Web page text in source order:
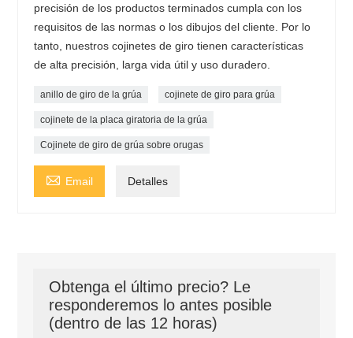
precisión de los productos terminados cumpla con los
requisitos de las normas o los dibujos del cliente. Por lo
tanto, nuestros cojinetes de giro tienen características
de alta precisión, larga vida útil y uso duradero.
anillo de giro de la grúa cojinete de giro para grúa
cojinete de la placa giratoria de la grúa
Cojinete de giro de grúa sobre orugas
 Email Detalles
Obtenga el último precio? Le
responderemos lo antes posible
(dentro de las 12 horas)